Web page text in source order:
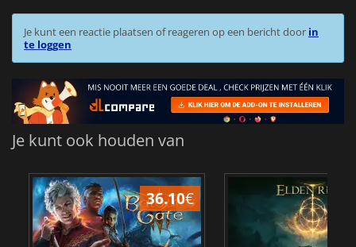
Je kunt een reactie plaatsen of reageren op een bericht door in
te loggen
Je kunt ook houden van
36.10€